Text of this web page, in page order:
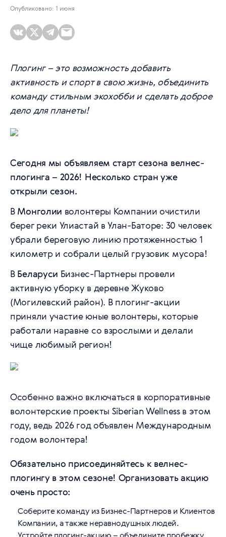
Опубликовано: 1 июня
Плогинг – это возможность добавить
активность и спорт в свою жизнь, объединить
команду стильным экохобби и сделать доброе
дело для планеты!
Сегодня мы объявляем старт сезона велнес-
плогинга – 2026! Несколько стран уже
открыли сезон.
В Монголии волонтеры Компании очистили
берег реки Улиастай в Улан-Баторе: 30 человек
убрали береговую линию протяженностью 1
километр и собрали целый грузовик мусора!
В Беларуси Бизнес-Партнеры провели
активную уборку в деревне Жуково
(Могилевский район). В плогинг-акции
приняли участие юные волонтеры, которые
работали наравне со взрослыми и делали
чище любимый регион!
Особенно важно включаться в корпоративные
волонтерские проекты Siberian Wellness в этом
году, ведь 2026 год объявлен Международным
годом волонтера!
Обязательно присоединяйтесь к велнес-
плогингу в этом сезоне! Организовать акцию
очень просто:
Соберите команду из Бизнес-Партнеров и Клиентов
Компании, а также неравнодушных людей.
Устройте плогинг-акцию – объедините пробежку